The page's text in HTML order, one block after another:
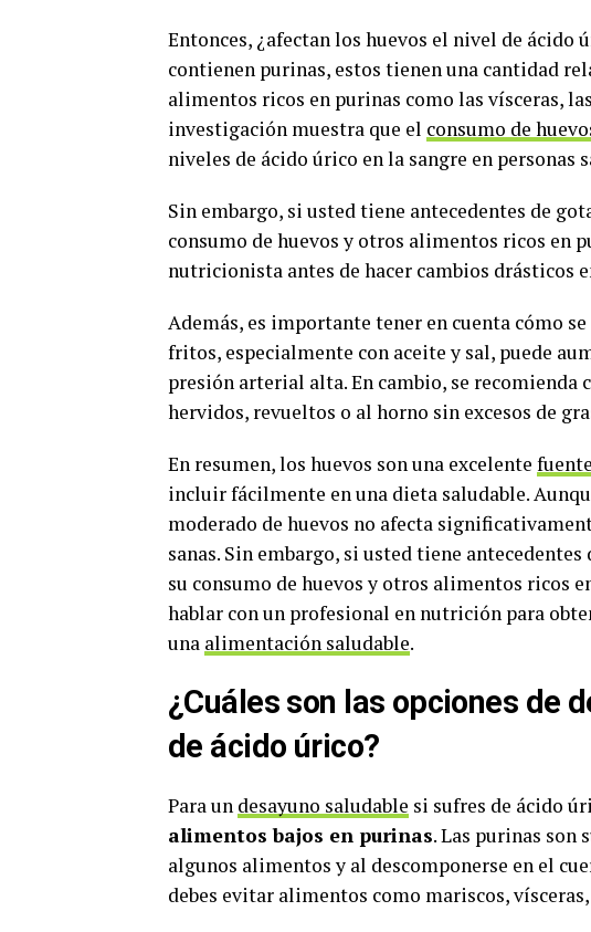
Entonces, ¿afectan los huevos el nivel de ácido
contienen purinas, estos tienen una cantidad
alimentos ricos en purinas como las vísceras,
investigación muestra que el consumo de
niveles de ácido úrico en la sangre en personas
Sin embargo, si usted tiene antecedentes de
consumo de huevos y otros alimentos ricos en
nutricionista antes de hacer cambios drásticos
Además, es importante tener en cuenta cómo
fritos, especialmente con aceite y sal, puede
presión arterial alta. En cambio, se recomienda
hervidos, revueltos o al horno sin excesos de
En resumen, los huevos son una excelente
incluir fácilmente en una dieta saludable.
moderado de huevos no afecta
sanas. Sin embargo, si usted tiene
su consumo de huevos y otros alimentos ricos
hablar con un profesional en nutrición para
una alimentación saludable.
¿Cuáles son las opciones de
de ácido úrico?
Para un desayuno saludable si sufres de ácido
alimentos bajos en purinas. Las purinas son
algunos alimentos y al descomponerse en el
debes evitar alimentos como mariscos, vísceras,